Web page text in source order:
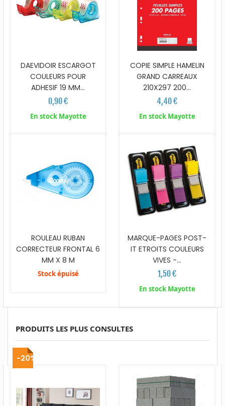
DAEVIDOIR ESCARGOT
COULEURS POUR
ADHESIF 19 MM...
0,90 €
En stock Mayotte
COPIE SIMPLE HAMELIN
GRAND CARREAUX
210X297 200...
4,40 €
En stock Mayotte
ROULEAU RUBAN
CORRECTEUR FRONTAL 6
MM X 8 M
Stock épuisé
MARQUE-PAGES POST-
IT ETROITS COULEURS
VIVES -...
1,50 €
En stock Mayotte
PRODUITS LES PLUS CONSULTES
-20%